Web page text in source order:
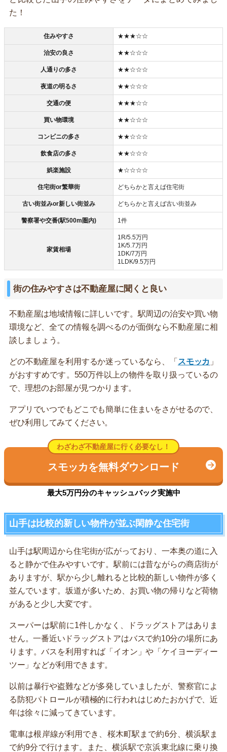
た！
住みやすさ ★★★☆☆
治安の良さ ★★☆☆☆
人通りの多さ ★★☆☆☆
夜道の明るさ ★★☆☆☆
交通の便 ★★★☆☆
買い物環境 ★★☆☆☆
コンビニの多さ ★★☆☆☆
飲食店の多さ ★★☆☆☆
娯楽施設 ★☆☆☆☆
住宅街or繁華街 どちらかと言えば住宅街
古い街並みor新しい街並み どちらかと言えば古い街並み
警察署や交番(駅500m圏内) 1件
家賃相場
1R/5.5万円
1K/5.7万円
1DK/7万円
1LDK/9.5万円
街の住みやすさは不動産屋に聞くと良い
不動産屋は地域情報に詳しいです。駅周辺の治安や買い物
環境など、全ての情報を調べるのが面倒なら不動産屋に相
談しましょう。
どの不動産屋を利用するか迷っているなら、「 スモッカ 」
がおすすめです。550万件以上の物件を取り扱っているの
で、理想のお部屋が見つかります。
アプリでいつでもどこでも簡単に住まいをさがせるので、
ぜひ利用してみてください。
わざわざ不動産屋に行く必要なし！
スモッカを無料ダウンロード
最大5万円分のキャッシュバック実施中
山手は比較的新しい物件が並ぶ閑静な住宅街
山手は駅周辺から住宅街が広がっており、一本奥の道に入
ると静かで住みやすいです。駅前には昔ながらの商店街が
ありますが、駅から少し離れると比較的新しい物件が多く
並んでいます。坂道が多いため、お買い物の帰りなど荷物
があると少し大変です。
スーパーは駅前に1件しかなく、ドラッグストアはありま
せん。一番近いドラッグストアはバスで約10分の場所にあ
ります。バスを利用すれば「イオン」や「ケイヨーディー
ツー」などが利用できます。
以前は暴行や盗難などが多発していましたが、警察官によ
る防犯パトロールが積極的に行われはじめたおかげで、近
年は徐々に減ってきています。
電車は根岸線が利用でき、桜木町駅まで約6分、横浜駅ま
で約9分で行けます。また、横浜駅で京浜東北線に乗り換